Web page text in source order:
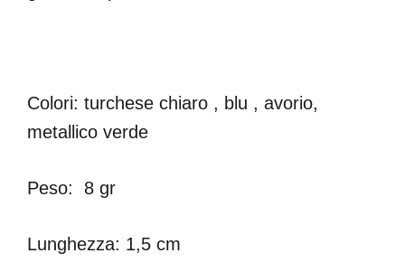
Colori: turchese chiaro , blu , avorio,
metallico verde
Peso: 8 gr
Lunghezza: 1,5 cm